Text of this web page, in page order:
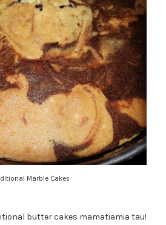
Marble Cakes
butter cakes mamatiamia tau!